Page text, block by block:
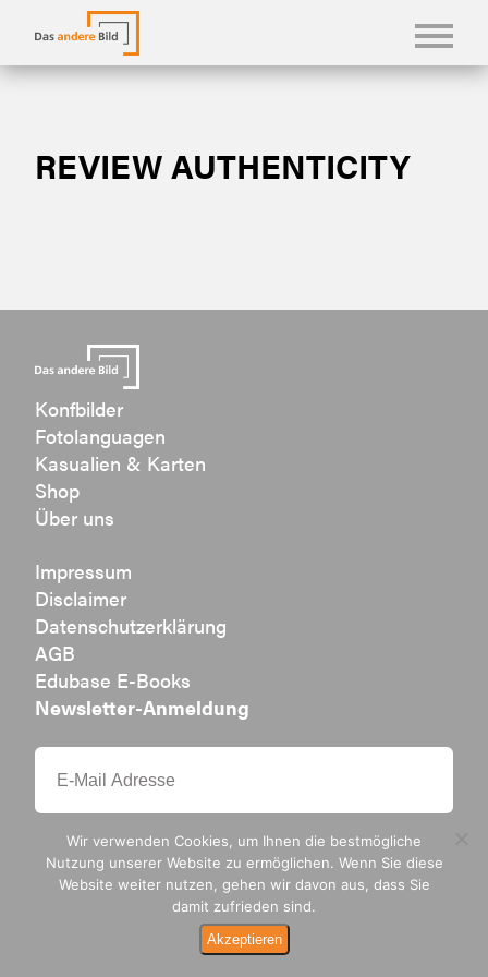
FOTOLANGUAGEN
ÜBER UNS
REVIEW AUTHENTICITY
Konfbilder
Fotolanguagen
Kasualien & Karten
Shop
Über uns
Impressum
Disclaimer
Datenschutzerklärung
AGB
Edubase E-Books
Newsletter-Anmeldung
Wir verwenden Cookies, um Ihnen die bestmögliche
Nutzung unserer Website zu ermöglichen. Wenn Sie diese
Website weiter nutzen, gehen wir davon aus, dass Sie
damit zufrieden sind.
Ak­zep­tie­ren